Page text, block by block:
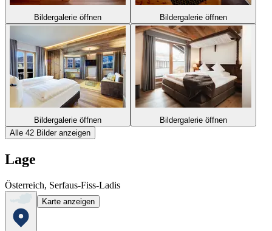
Bildergalerie öffnen Bildergalerie öffnen
Bildergalerie öffnen
Bildergalerie öffnen
Alle 42 Bilder anzeigen
Lage
Österreich, Serfaus-Fiss-Ladis
Karte anzeigen